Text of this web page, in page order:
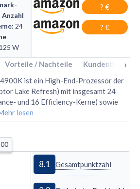
Anzahl
: 24
125 W
? €
? €
Vorteile / Nachteile ›
ist ein High-End-Prozessor der
Lake Refresh) mit insgesamt 24
und 16 Efficiency-Kerne) sowie
lesen
8.1 Gesamtpunktzahl